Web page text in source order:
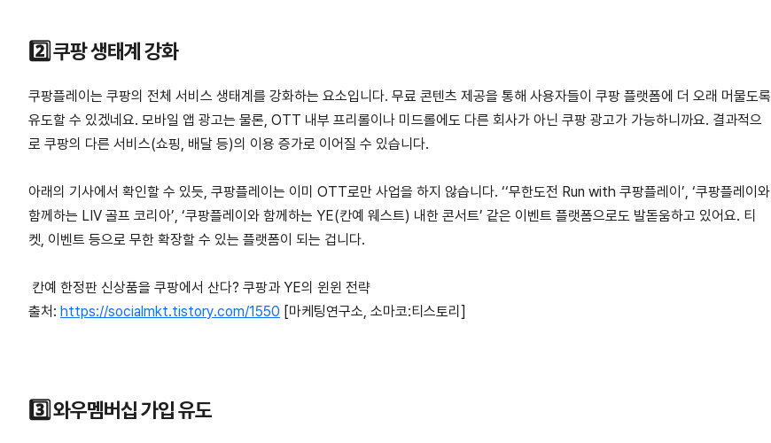
2️⃣ 쿠팡 생태계 강화
쿠팡플레이는 쿠팡의 전체 서비스 생태계를 강화하는 요소입니다. 무료 콘텐츠 제공을 통해 사용자들이 쿠팡 플랫폼에 더 오래 머물도록
유도할 수 있겠네요. 모바일 앱 광고는 물론, OTT 내부 프리롤이나 미드롤에도 다른 회사가 아닌 쿠팡 광고가 가능하니까요. 결과적으
로 쿠팡의 다른 서비스(쇼핑, 배달 등)의 이용 증가로 이어질 수 있습니다.
아래의 기사에서 확인할 수 있듯, 쿠팡플레이는 이미 OTT로만 사업을 하지 않습니다. ‘‘무한도전 Run with 쿠팡플레이’, ‘쿠팡플레이와
함께하는 LIV 골프 코리아’, ‘쿠팡플레이와 함께하는 YE(칸예 웨스트) 내한 콘서트’ 같은 이벤트 플랫폼으로도 발돋움하고 있어요. 티
켓, 이벤트 등으로 무한 확장할 수 있는 플랫폼이 되는 겁니다.
칸예 한정판 신상품을 쿠팡에서 산다? 쿠팡과 YE의 윈윈 전략
출처: https://socialmkt.tistory.com/1550 [마케팅연구소, 소마코:티스토리]
3️⃣ 와우멤버십 가입 유도